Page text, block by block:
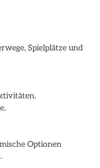
Spielplätze und
Optionen